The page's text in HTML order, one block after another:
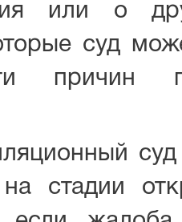
или о
суд
стадии